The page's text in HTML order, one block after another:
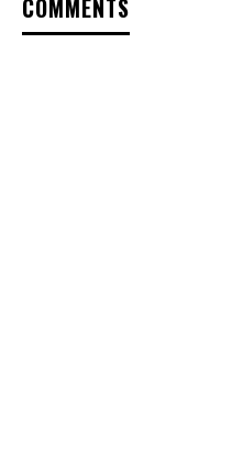
COMMENTS